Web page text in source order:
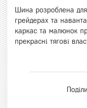
Шина розроблена
грейдерах та
каркас та малюнок
прекрасні тягові